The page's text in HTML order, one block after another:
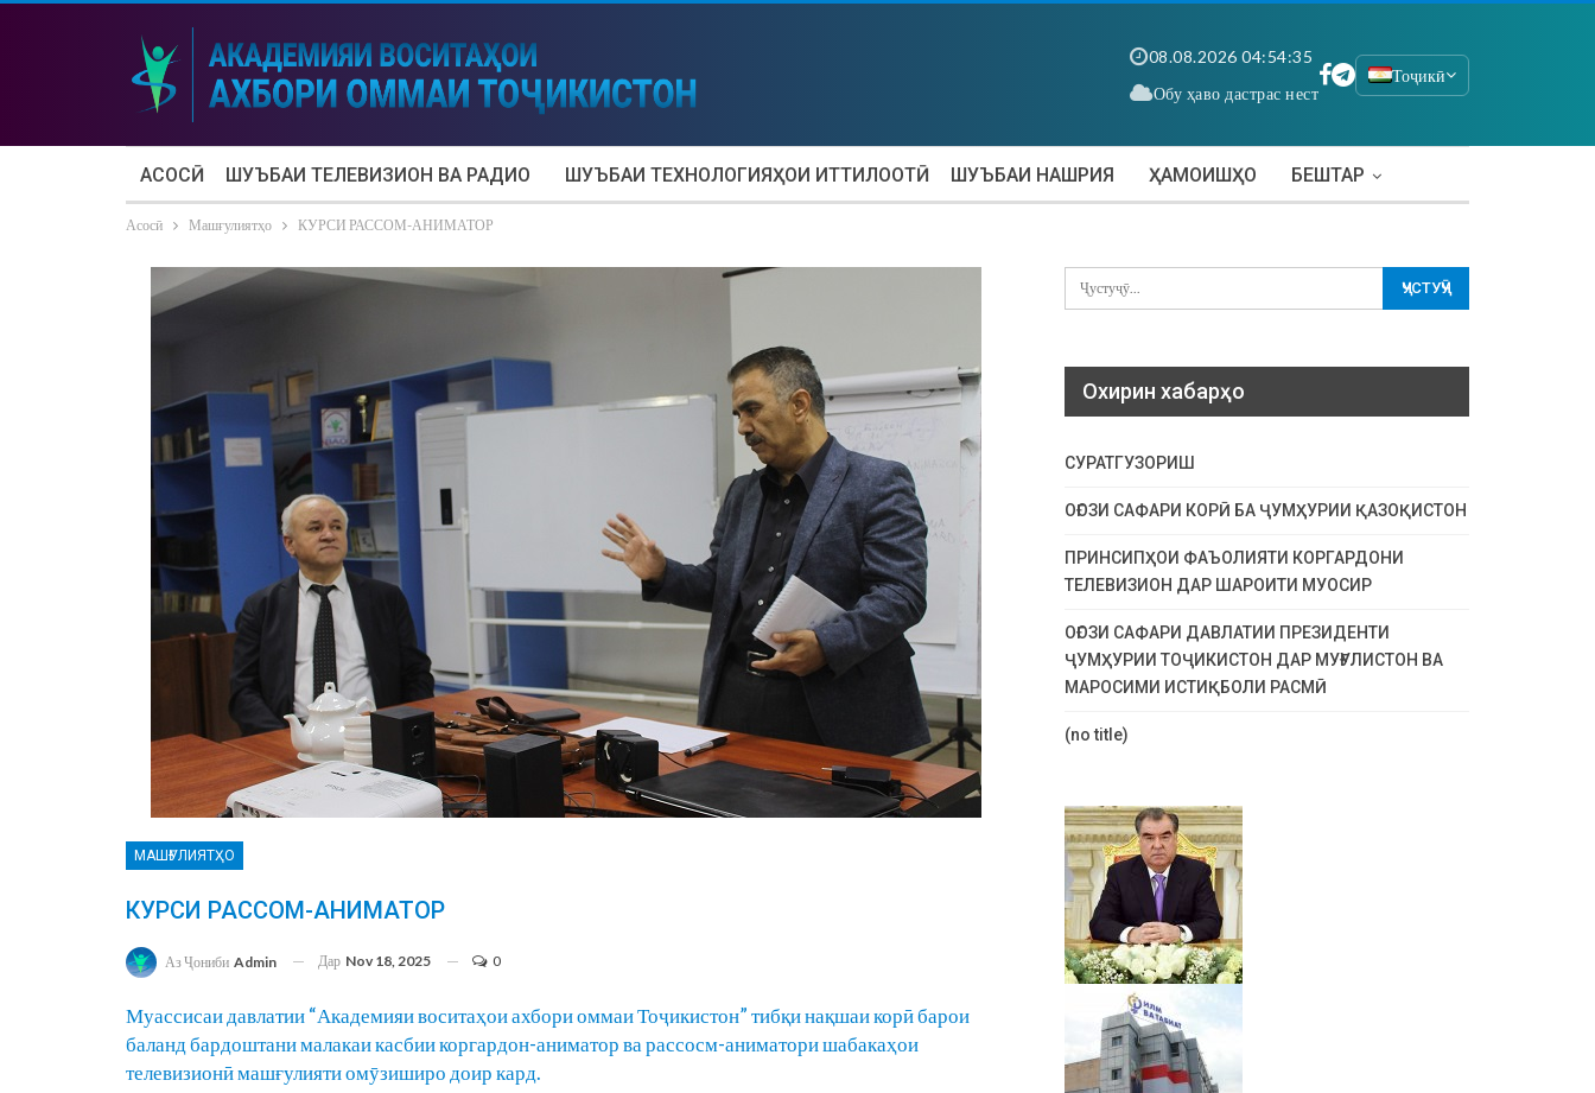
08.08.2026 04:54:36
Обу ҳаво дастрас нест
Тоҷикӣ
АСОСӢ ШУЪБАИ ТЕЛЕВИЗИОН ВА РАДИО ШУЪБАИ ТЕХНОЛОГИЯҲОИ ИТТИЛООТӢ ШУЪБАИ НАШРИЯ ҲАМОИШҲО БЕШТАР
Асосӣ Машғулиятҳо КУРСИ РАССОМ-АНИМАТОР
МАШҒУЛИЯТҲО
КУРСИ РАССОМ-АНИМАТОР
Аз Ҷониби Admin Дар Nov 18, 2025 0
Муассисаи давлатии “Академияи воситаҳои ахбори оммаи Тоҷикистон” тибқи нақшаи корӣ барои
баланд бардоштани малакаи касбии коргардон-аниматор ва рассосм-аниматори шабакаҳои
телевизионӣ машғулияти омӯзиширо доир кард.
Охирин хабарҳо
СУРАТГУЗОРИШ
ОҒОЗИ САФАРИ КОРӢ БА ҶУМҲУРИИ ҚАЗОҚИСТОН
ПРИНСИПҲОИ ФАЪОЛИЯТИ КОРГАРДОНИ
ТЕЛЕВИЗИОН ДАР ШАРОИТИ МУОСИР
ОҒОЗИ САФАРИ ДАВЛАТИИ ПРЕЗИДЕНТИ
ҶУМҲУРИИ ТОҶИКИСТОН ДАР МУҒУЛИСТОН ВА
МАРОСИМИ ИСТИҚБОЛИ РАСМӢ
(no title)